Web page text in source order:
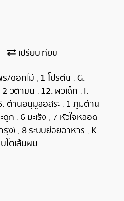
เปรียบเทียบ
/ดอกไม้ , 1 โปรตีน , G.
2 วิตามิน , 12. ผิวเด็ก , I.
ต้านอนุมูลอิสระ , 1 ภูมิต้าน
ดูก , 6 มะเร็ง , 7 หัวใจหลอด
รุง) , 8 ระบบย่อยอาหาร , K.
บโตเส้นผม